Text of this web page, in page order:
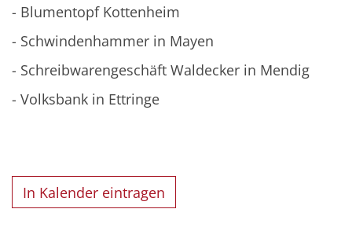
- Blumentopf Kottenheim
- Schwindenhammer in Mayen
- Schreibwarengeschäft Waldecker in Mendig
- Volksbank in Ettringe
In Kalender eintragen